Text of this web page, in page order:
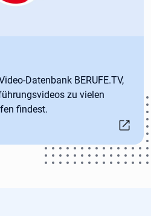
Datenbank BERUFE.TV,
zu vielen
findest.